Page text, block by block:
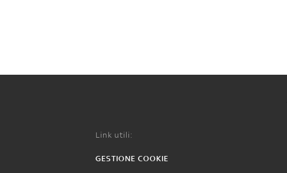
Link utili:
GESTIONE COOKIE